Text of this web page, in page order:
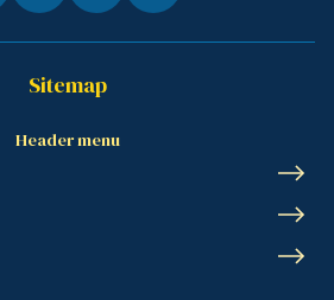
Sitemap
Header menu